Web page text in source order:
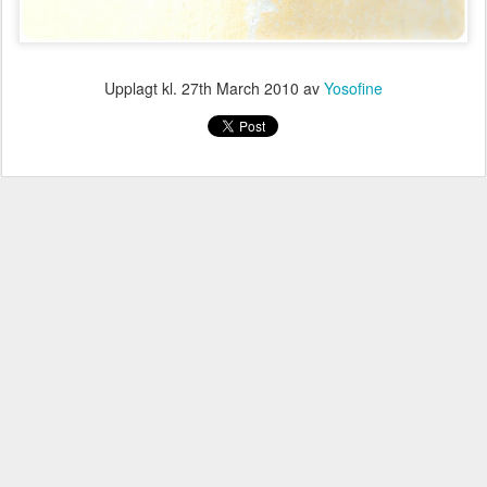
Upplagt kl. 27th March 2010 av Yosofine